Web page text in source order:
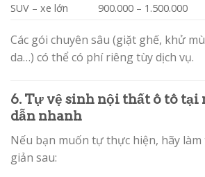
SUV – xe lớn
900.000 – 1.500.000
Các gói chuyên sâu (giặt ghế, khử
da…) có thể có phí riêng tùy dịch vụ.
6. Tự vệ sinh nội thất ô tô tại
dẫn nhanh
Nếu bạn muốn tự thực hiện, hãy làm
giản sau: